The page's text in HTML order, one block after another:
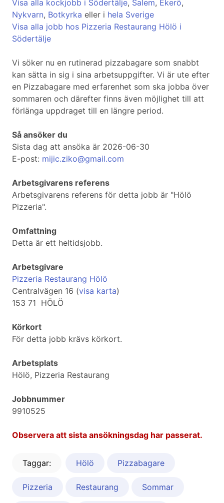
Visa alla kockjobb i Södertälje, Salem, Ekerö,
Nykvarn, Botkyrka eller i hela Sverige
Visa alla jobb hos Pizzeria Restaurang Hölö i
Södertälje
Vi söker nu en rutinerad pizzabagare som snabbt
kan sätta in sig i sina arbetsuppgifter. Vi är ute efter
en Pizzabagare med erfarenhet som ska jobba över
sommaren och därefter finns även möjlighet till att
förlänga uppdraget till en längre period.
Så ansöker du
Sista dag att ansöka är 2026-06-30
E-post: mijic.ziko@gmail.com
Arbetsgivarens referens
Arbetsgivarens referens för detta jobb är "Hölö
Pizzeria".
Omfattning
Detta är ett heltidsjobb.
Arbetsgivare
Pizzeria Restaurang Hölö
Centralvägen 16 (visa karta)
153 71 HÖLÖ
Körkort
För detta jobb krävs körkort.
Arbetsplats
Hölö, Pizzeria Restaurang
Jobbnummer
9910525
Observera att sista ansökningsdag har passerat.
Taggar: Hölö Pizzabagare
Pizzeria Restaurang Sommar